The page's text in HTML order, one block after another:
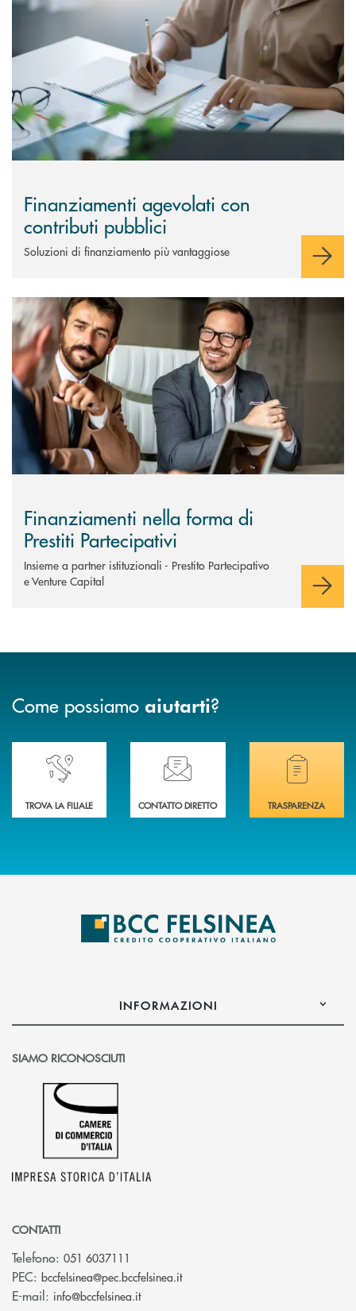
Finanziamenti agevolati con
contributi pubblici
Soluzioni di finanziamento più vantaggiose
Scopri di più Finanziamenti nella forma di Prestiti Partecipativi&nbsp;
Finanziamenti nella forma di
Prestiti Partecipativi
Insieme a partner istituzionali - Prestito Partecipativo
e Venture Capital
Come possiamo aiutarti?
Accedi all' elenco completo delle nostre&nbsp; filiali .
TROVA LA FILIALE
Ti serve assistenza immediata? Contattaci!
CONTATTO DIRETTO
Hai bisogno di
TRASPARENZA
INFORMAZIONI
SIAMO RICONOSCIUTI
CONTATTI
Telefono: 051 6037111
PEC: bccfelsinea@pec.bccfelsinea.it(si apre l’app di posta
E-mail: info@bccfelsinea.it(si apre l’app di posta elettronica)